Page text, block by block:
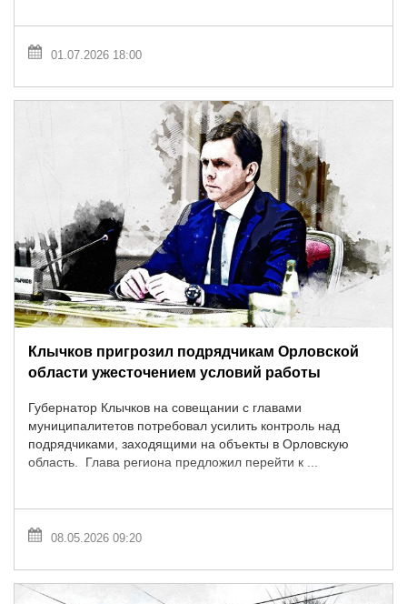
01.07.2026 18:00
Клычков пригрозил подрядчикам Орловской
области ужесточением условий работы
Губернатор Клычков на совещании с главами
муниципалитетов потребовал усилить контроль над
подрядчиками, заходящими на объекты в Орловскую
область. Глава региона предложил перейти к ...
08.05.2026 09:20